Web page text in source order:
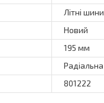
Літні шини
Новий
195 мм
Радіальна
801222